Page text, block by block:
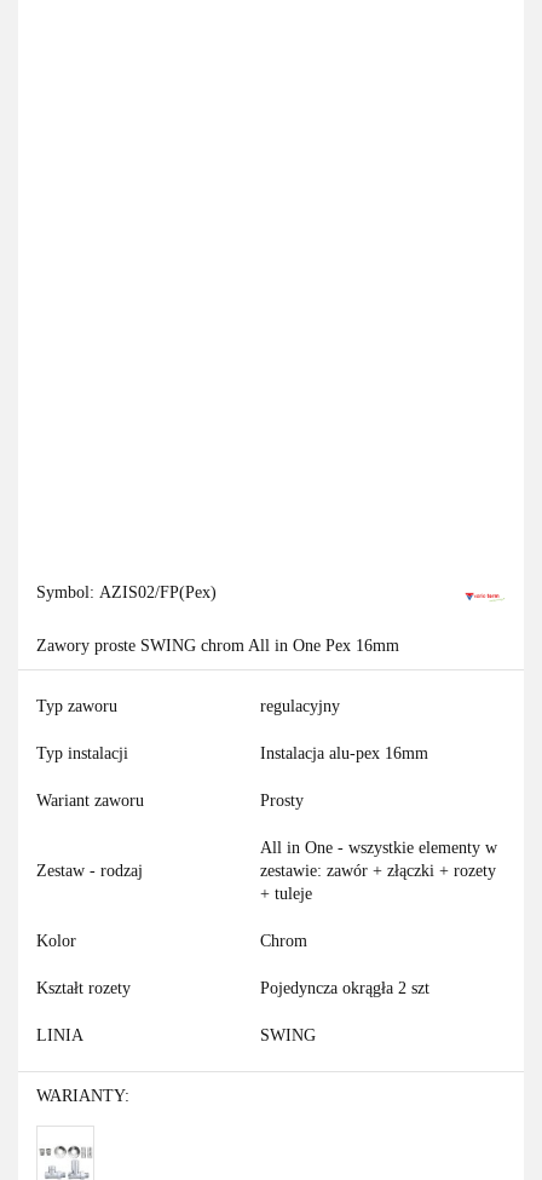
Symbol: AZIS02/FP(Pex)
Zawory proste SWING chrom All in One Pex 16mm
Typ zaworu regulacyjny
Typ instalacji Instalacja alu-pex 16mm
Wariant zaworu Prosty
Zestaw - rodzaj
All in One - wszystkie elementy w
zestawie: zawór + złączki + rozety
+ tuleje
Kolor Chrom
Kształt rozety Pojedyncza okrągła 2 szt
LINIA SWING
WARIANTY: